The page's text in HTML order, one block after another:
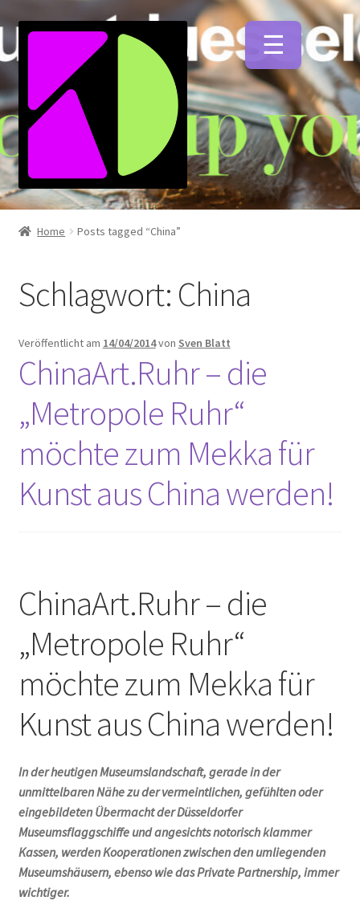
Zur
Zum
Künstlerfarben
Leinwände
Zeichnen/Kolorieren
Papier
Zubehör
Bücher
Schule
%Angebote%
Home Posts tagged “China”
Schlagwort: China
Veröffentlicht am 14/04/2014von Sven Blatt
ChinaArt.Ruhr – die
„Metropole Ruhr“
möchte zum Mekka für
Kunst aus China werden!
ChinaArt.Ruhr – die
„Metropole Ruhr“
möchte zum Mekka für
Kunst aus China werden!
In der heutigen Museumslandschaft, gerade in der
unmittelbaren Nähe zu der vermeintlichen, gefühlten oder
eingebildeten Übermacht der Düsseldorfer
Museumsflaggschiffe und angesichts notorisch klammer
Kassen, werden Kooperationen zwischen den umliegenden
Museumshäusern, ebenso wie das Private Partnership, immer
wichtiger.